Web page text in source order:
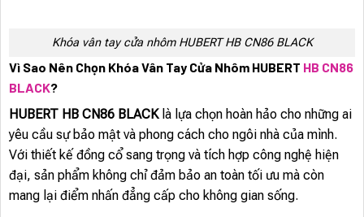
Khóa vân tay cửa nhôm HUBERT HB CN86 BLACK
Vì Sao Nên Chọn Khóa Vân Tay Cửa Nhôm HUBERT HB CN86
BLACK?
HUBERT HB CN86 BLACKlà lựa chọn hoàn hảo cho những ai
yêu cầu sự bảo mật và phong cách cho ngôi nhà của mình.
Với thiết kế đồng cổ sang trọng và tích hợp công nghệ hiện
đại, sản phẩm không chỉ đảm bảo an toàn tối ưu mà còn
mang lại điểm nhấn đẳng cấp cho không gian sống.